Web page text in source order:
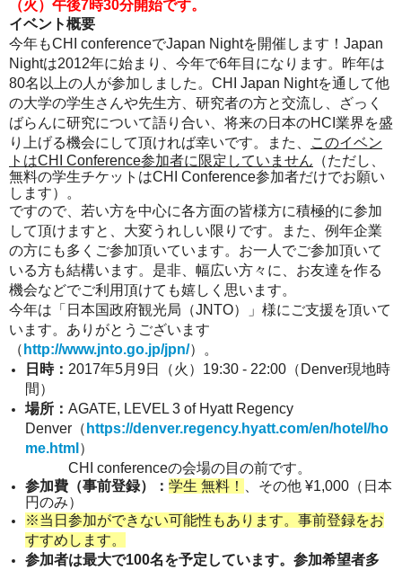
（火）午後7時30分開始です。
イベント概要
今年もCHI conferenceでJapan Nightを開催します！ Japan
Nightは2012年に始まり、今年で6年目になります。昨年は
80名以上の人が参加しました。CHI Japan Nightを通して他
の大学の学生さんや先生方、研究者の方と交流し、ざっく
ばらんに研究について語り合い、将来の日本のHCI業界を盛
り上げる機会にして頂ければ幸いです。また、
このイベン
トはCHI Conference参加者に限定していません （ただし、
無料の学生チケットはCHI Conference参加者だけでお願い
します）。
ですので、若い方を中心に各方面の皆様方に積極的に参加
して頂けますと、大変うれしい限りです。また、例年企業
の方にも多くご参加頂いています。お一人でご参加頂いて
いる方も結構います。是非、幅広い方々に、お友達を作る
機会などでご利用頂けても嬉しく思います。
今年は「 日本国政府観光局（JNTO）」様にご支援を頂いて
います。ありがとうございます
（ http://www.jnto.go.jp/jpn/）。
日時： 2017年5月9日（火）19:30 - 22:00（Denver現地時
間）
場所： AGATE, LEVEL 3 of Hyatt Regency
Denver（ https://denver.regency.hyatt.com/en/hotel/ho
me.html ）
CHI conferenceの会場の目の前です。
参加費（事前登録）： 学生 無料！
、その他 ¥1,000（日本
円のみ）
※当日参加ができない可能性もあります。事前登録をお
すすめします。
参加者は最大で100名を予定しています。参加希望者多